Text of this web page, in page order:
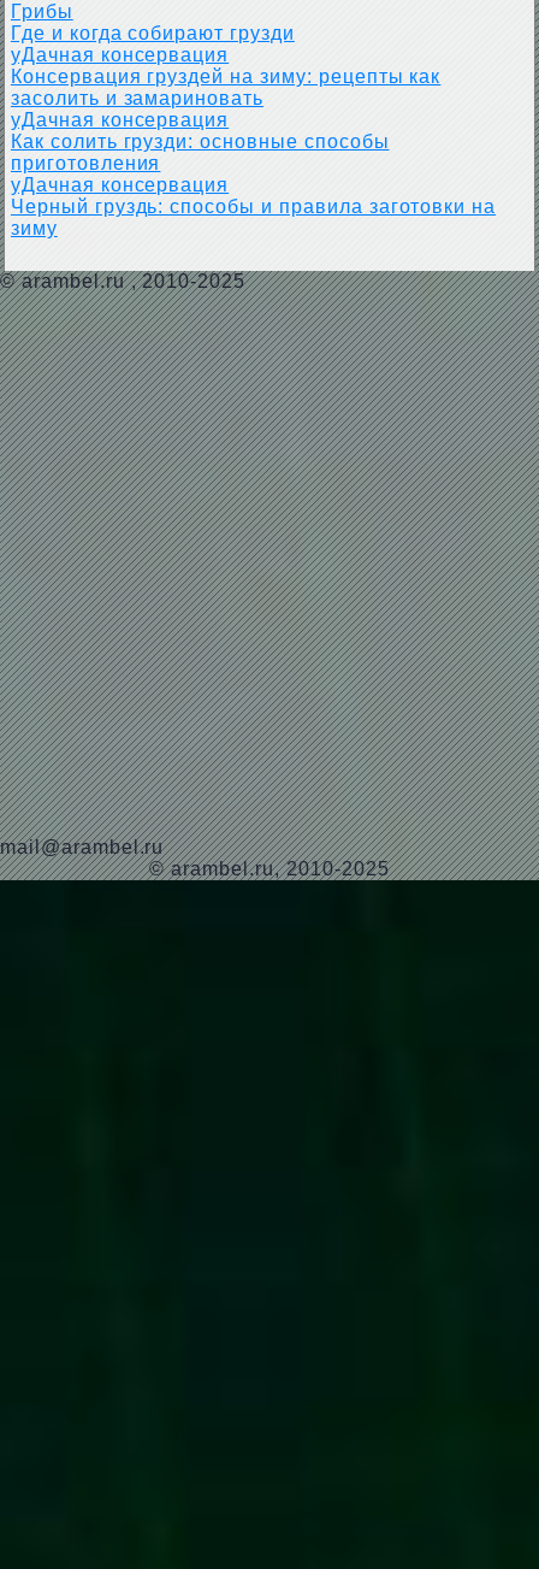
Грибы
Где и когда собирают грузди
уДачная консервация
Консервация груздей на зиму: рецепты как
засолить и замариновать
уДачная консервация
Как солить грузди: основные способы
приготовления
уДачная консервация
Черный груздь: способы и правила заготовки на
зиму
© arambel.ru, 2010-2025
mail@arambel.ru
© arambel.ru, 2010-2025